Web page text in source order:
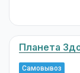
Планета
Самовывоз